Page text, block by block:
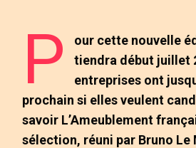
P
our cette nouvelle
tiendra début juillet
entreprises ont
prochain si elles veulent
savoir L’Ameublement
sélection, réuni par Bruno Le